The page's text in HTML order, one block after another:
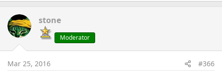
stone
Moderator
Mar 25, 2016 #366